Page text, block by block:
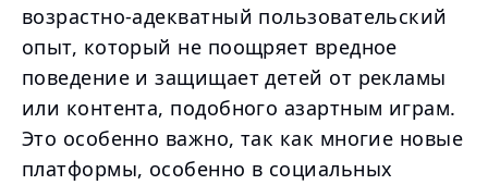
возрастно-адекватный пользовательский
опыт, который не поощряет вредное
поведение и защищает детей от рекламы
или контента, подобного азартным играм.
Это особенно важно, так как многие новые
платформы, особенно в социальных